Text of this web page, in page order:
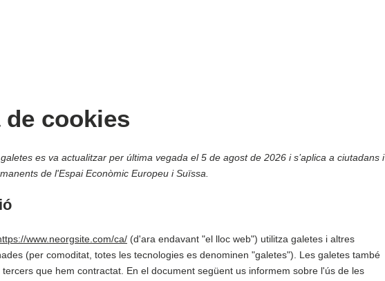
cookies
es va actualitzar per última vegada el 5 de agost de 2026 i s’aplica a ciutadans i
de l'Espai Econòmic Europeu i Suïssa.
www.neorgsite.com/ca/ (d'ara endavant "el lloc web") utilitza galetes i altres
(per comoditat, totes les tecnologies es denominen "galetes"). Les galetes també
tercers que hem contractat. En el document següent us informem sobre l'ús de les